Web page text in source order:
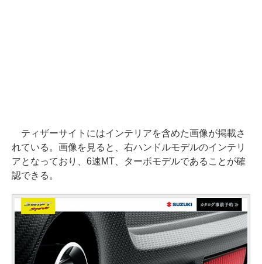
ティザーサイトにはインテリアを含めた画像が掲載さ
れている。画像を見ると、右ハンドルモデルのインテリ
アとなっており、6速MT、ターボモデルであることが確
認できる。